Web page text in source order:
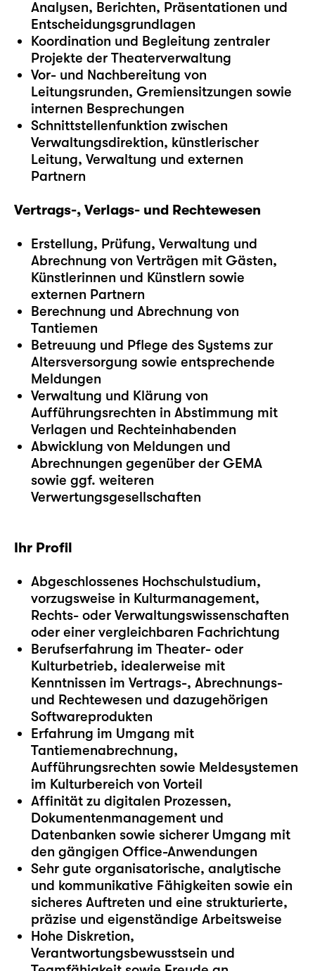
Analysen, Berichten, Präsentationen und
Entscheidungsgrundlagen
Koordination und Begleitung zentraler
Projekte der Theaterverwaltung
Vor- und Nachbereitung von
Leitungsrunden, Gremiensitzungen sowie
internen Besprechungen
Schnittstellenfunktion zwischen
Verwaltungsdirektion, künstlerischer
Leitung, Verwaltung und externen
Partnern
Vertrags-, Verlags- und Rechtewesen
Erstellung, Prüfung, Verwaltung und
Abrechnung von Verträgen mit Gästen,
Künstlerinnen und Künstlern sowie
externen Partnern
Berechnung und Abrechnung von
Tantiemen
Betreuung und Pflege des Systems zur
Altersversorgung sowie entsprechende
Meldungen
Verwaltung und Klärung von
Aufführungsrechten in Abstimmung mit
Verlagen und Rechteinhabenden
Abwicklung von Meldungen und
Abrechnungen gegenüber der GEMA
sowie ggf. weiteren
Verwertungsgesellschaften
Ihr Profil
Abgeschlossenes Hochschulstudium,
vorzugsweise in Kulturmanagement,
Rechts- oder Verwaltungswissenschaften
oder einer vergleichbaren Fachrichtung
Berufserfahrung im Theater- oder
Kulturbetrieb, idealerweise mit
Kenntnissen im Vertrags-, Abrechnungs-
und Rechtewesen und dazugehörigen
Softwareprodukten
Erfahrung im Umgang mit
Tantiemenabrechnung,
Aufführungsrechten sowie Meldesystemen
im Kulturbereich von Vorteil
Affinität zu digitalen Prozessen,
Dokumentenmanagement und
Datenbanken sowie sicherer Umgang mit
den gängigen Office-Anwendungen
Sehr gute organisatorische, analytische
und kommunikative Fähigkeiten sowie ein
sicheres Auftreten und eine strukturierte,
präzise und eigenständige Arbeitsweise
Hohe Diskretion,
Verantwortungsbewusstsein und